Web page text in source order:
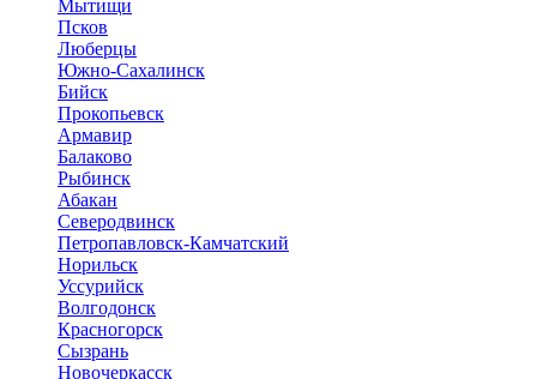
Мытищи
Псков
Люберцы
Южно-Сахалинск
Бийск
Прокопьевск
Армавир
Балаково
Рыбинск
Абакан
Северодвинск
Петропавловск-Камчатский
Норильск
Уссурийск
Волгодонск
Красногорск
Сызрань
Новочеркасск